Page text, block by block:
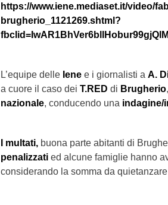
https://www.iene.mediaset.it/video/
brugherio_1121269.shtml?
L’equipe delle Iene e i giornalisti a A.
a cuore il caso dei T.RED di Brugherio
nazionale, conducendo una indagine/
I multati, buona parte abitanti di
penalizzati ed alcune famiglie hanno
considerando la somma da